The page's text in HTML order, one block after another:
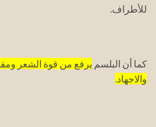
للأطراف.
كما أن البلسم يرفع من قوة الشعر
والاجهاد.